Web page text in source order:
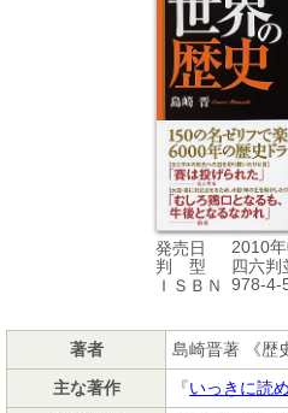
発売日
2010
判 型
四六判
ＩＳＢＮ
978-4-
著者
島崎晋著 《歴
主な著作
『いっきに読